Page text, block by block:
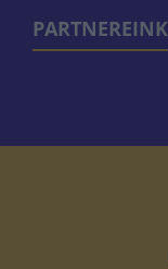
PARTNEREINK